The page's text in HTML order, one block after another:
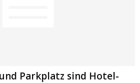
Parkplatz sind Hotel-